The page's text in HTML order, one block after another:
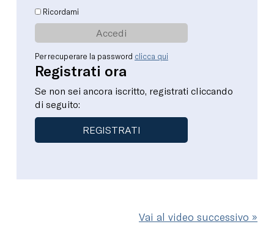
Ricordami
Per recuperare la password clicca qui
Registrati ora
Se non sei ancora iscritto, registrati cliccando
di seguito:
REGISTRATI
Vai al video successivo »